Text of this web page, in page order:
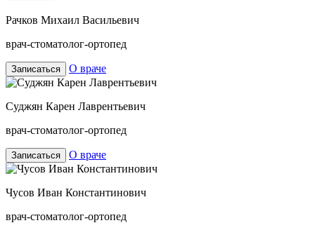
Рачков Михаил Васильевич
врач-стоматолог-ортопед
Записаться О враче
Суджян Карен Лаврентьевич
врач-стоматолог-ортопед
Записаться О враче
Чусов Иван Константинович
врач-стоматолог-ортопед